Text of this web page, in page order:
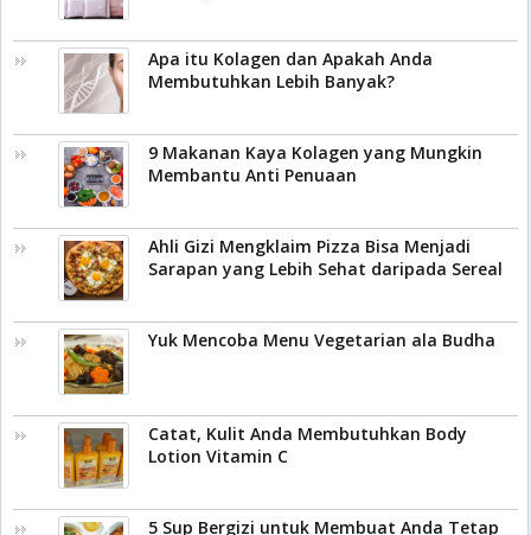
Apa itu Kolagen dan Apakah Anda
Membutuhkan Lebih Banyak?
9 Makanan Kaya Kolagen yang Mungkin
Membantu Anti Penuaan
Ahli Gizi Mengklaim Pizza Bisa Menjadi
Sarapan yang Lebih Sehat daripada Sereal
Yuk Mencoba Menu Vegetarian ala Budha
Catat, Kulit Anda Membutuhkan Body
Lotion Vitamin C
5 Sup Bergizi untuk Membuat Anda Tetap